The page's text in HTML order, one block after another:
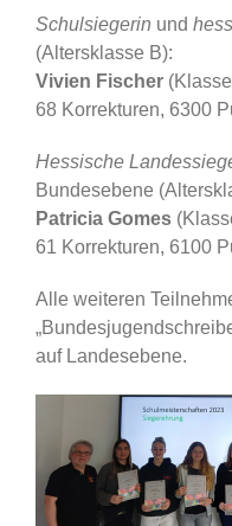
Schulsiegerin und
(Altersklasse B):
Vivien Fischer
68 Korrekturen, 6300
Hessische
Bundesebene
Patricia Gomes
61 Korrekturen, 6100
Alle weiteren
auf Landesebene.